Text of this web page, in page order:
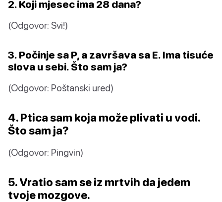
2. Koji mjesec ima 28 dana?
(Odgovor: Svi!)
3. Počinje sa P, a završava sa E. Ima tisuće
slova u sebi. Što sam ja?
(Odgovor: Poštanski ured)
4. Ptica sam koja može plivati u vodi.
Što sam ja?
(Odgovor: Pingvin)
5. Vratio sam se iz mrtvih da jedem
tvoje mozgove.